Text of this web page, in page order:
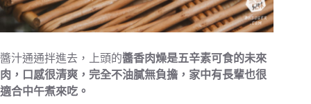
醬汁通通拌進去， 上頭的醬香肉燥是五辛素可食的未來
肉，口感很清爽，完全不油膩無負擔，家中有長輩也很
適合中午煮來吃。